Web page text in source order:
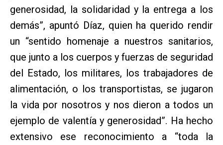
generosidad, la solidaridad y la entrega a los
demás”, apuntó Díaz, quien ha querido rendir
un “sentido homenaje a nuestros sanitarios,
que junto a los cuerpos y fuerzas de seguridad
del Estado, los militares, los trabajadores de
alimentación, o los transportistas, se jugaron
la vida por nosotros y nos dieron a todos un
ejemplo de valentía y generosidad”. Ha hecho
extensivo ese reconocimiento a “toda la